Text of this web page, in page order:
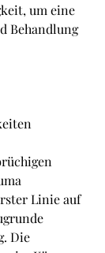
um eine
Behandlung
Linie auf
Die